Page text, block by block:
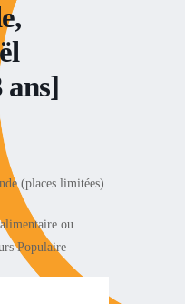
ans]
(places limitées)
ou
Populaire